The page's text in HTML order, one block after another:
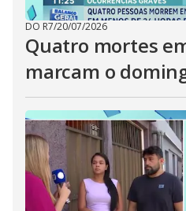
DO R7/20/07/2026
Quatro mortes
marcam o